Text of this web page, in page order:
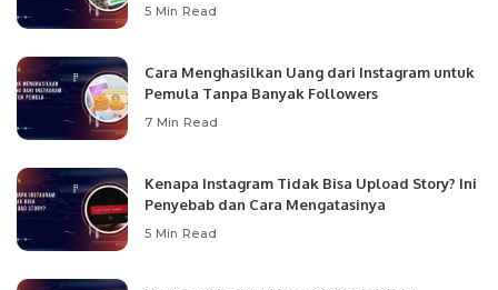
5 Min Read
Cara Menghasilkan Uang dari Instagram untuk
Pemula Tanpa Banyak Followers
7 Min Read
Kenapa Instagram Tidak Bisa Upload Story? Ini
Penyebab dan Cara Mengatasinya
5 Min Read